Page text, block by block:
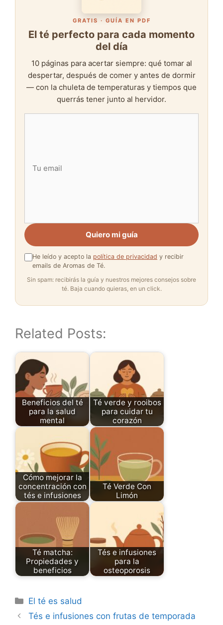
GRATIS · GUÍA EN PDF
El té perfecto para cada momento
del día
10 páginas para acertar siempre: qué tomar al
despertar, después de comer y antes de dormir
— con la chuleta de temperaturas y tiempos que
querrás tener junto al hervidor.
Quiero mi guía
He leído y acepto la política de privacidad y recibir
emails de Aromas de Té.
Sin spam: recibirás la guía y nuestros mejores consejos sobre
té. Baja cuando quieras, en un click.
Related Posts:
Beneficios del té
para la salud
mental
Té verde y rooibos
para cuidar tu
corazón
Cómo mejorar la
concentración con
tés e infusiones
Té Verde Con
Limón
Té matcha:
Propiedades y
beneficios
Tés e infusiones
para la
osteoporosis
Categories
El té es salud
Tés e infusiones con frutas de temporada